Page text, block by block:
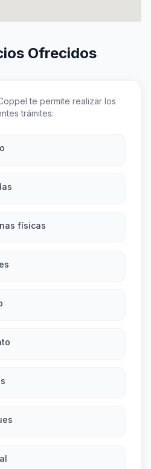
Ofrecidos
te permite realizar los
trámites:
físicas